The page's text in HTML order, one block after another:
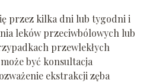
przez kilka dni lub tygodni i
leków przeciwbólowych lub
przewlekłych
być konsultacja
ekstrakcji zęba